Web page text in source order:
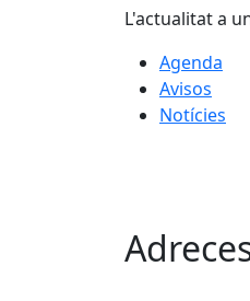
L'actualitat a
Agenda
Avisos
Notícies